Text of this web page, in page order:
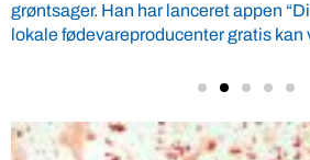
giver ro i maven til landmænd – også i
velkommen ...